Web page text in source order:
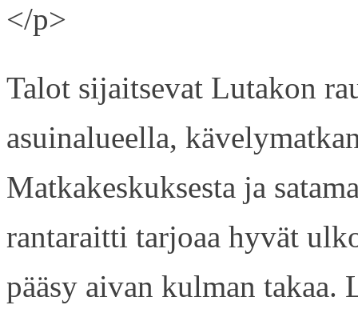
</p>
Talot sijaitsevat Lutakon
asuinalueella,
Matkakeskuksesta ja
rantaraitti tarjoaa hyvät
pääsy aivan kulman